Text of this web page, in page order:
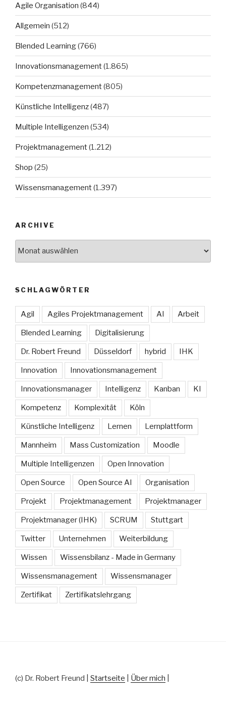
Agile Organisation (844)
Allgemein (512)
Blended Learning(766)
Innovationsmanagement(1.865)
Kompetenzmanagement(805)
Künstliche Intelligenz(487)
Multiple Intelligenzen (534)
Projektmanagement(1.212)
Shop (25)
Wissensmanagement(1.397)
ARCHIVE
SCHLAGWÖRTER
Agil Agiles Projektmanagement AI Arbeit
Blended Learning Digitalisierung
Dr. Robert Freund Düsseldorf hybrid IHK
Innovation Innovationsmanagement
Innovationsmanager Intelligenz Kanban KI
Kompetenz Komplexität Köln
Künstliche Intelligenz Lernen Lernplattform
Mannheim Mass Customization Moodle
Multiple Intelligenzen Open Innovation
Open Source Open Source AI Organisation
Projekt Projektmanagement Projektmanager
Projektmanager (IHK) SCRUM Stuttgart
Twitter Unternehmen Weiterbildung
Wissen Wissensbilanz - Made in Germany
Wissensmanagement Wissensmanager
Zertifikat Zertifikatslehrgang
(c) Dr. Robert Freund | Startseite Über mich